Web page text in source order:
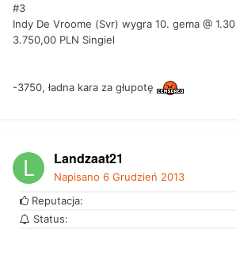
#3
Indy De Vroome (Svr) wygra 10. gema @ 1.30
3.750,00 PLN Singiel
-3750, ładna kara za głupotę
Landzaat21
Napisano 6 Grudzień 2013
Reputacja:
Status: